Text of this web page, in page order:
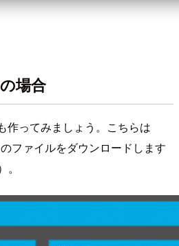
場合
作ってみましょう。こちらは
ファイルをダウンロードします